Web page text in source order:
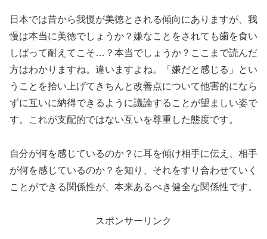
日本では昔から我慢が美徳とされる傾向にありますが、我
慢は本当に美徳でしょうか？嫌なことをされても歯を食い
しばって耐えてこそ…？本当でしょうか？ここまで読んだ
方はわかりますね。違いますよね。「嫌だと感じる」とい
うことを拾い上げてきちんと改善点について他害的になら
ずに互いに納得できるように議論することが望ましい姿で
す。これが支配的ではない互いを尊重した態度です。
自分が何を感じているのか？に耳を傾け相手に伝え、相手
が何を感じているのか？を知り、それをすり合わせていく
ことができる関係性が、本来あるべき健全な関係性です。
スポンサーリンク